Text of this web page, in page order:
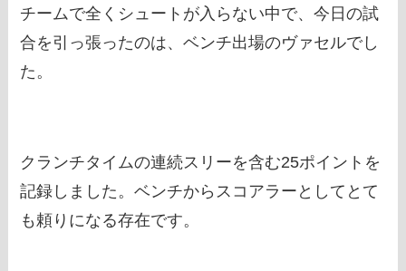
チームで全くシュートが入らない中で、今日の試
合を引っ張ったのは、ベンチ出場のヴァセルでし
た。
クランチタイムの連続スリーを含む25ポイントを
記録しました。ベンチからスコアラーとしてとて
も頼りになる存在です。